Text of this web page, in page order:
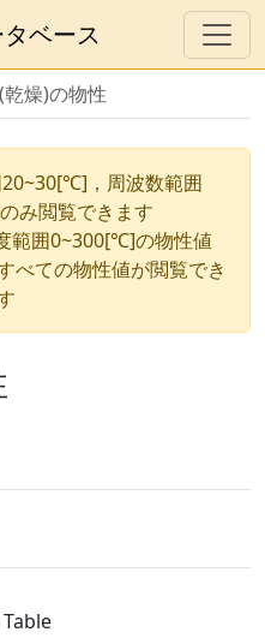
ベース
燥)の物性
，周波数範囲
み閲覧できます
範囲0~300[℃]の物性値
べての物性値が閲覧でき